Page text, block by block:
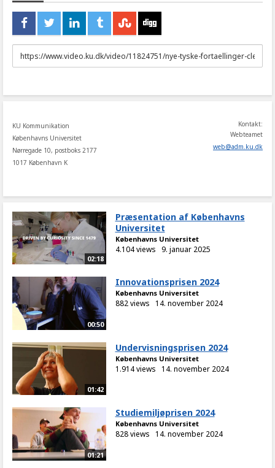
URL
to
KU Kommunikation
Københavns Universitet
Nørregade 10, postboks 2177
1017 København K
Kontakt:
Webteamet
web@adm.ku.dk
02:18
Præsentation af Københavns
Universitet
Københavns Universitet
4.104 views 9. januar 2025
00:50
Innovationsprisen 2024
Københavns Universitet
882 views 14. november 2024
01:42
Undervisningsprisen 2024
Københavns Universitet
1.914 views 14. november 2024
01:21
Studiemiljøprisen 2024
Københavns Universitet
828 views 14. november 2024